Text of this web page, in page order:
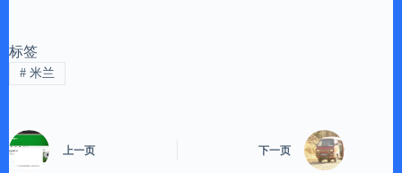
标签
#米兰
上一页 下一页